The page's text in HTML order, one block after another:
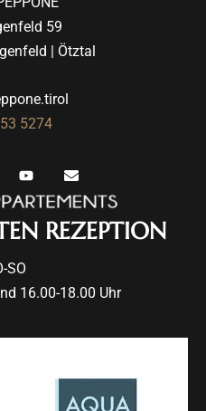
59
| Ötztal
5274
REZEPTION
SO
16.00-18.00 Uhr